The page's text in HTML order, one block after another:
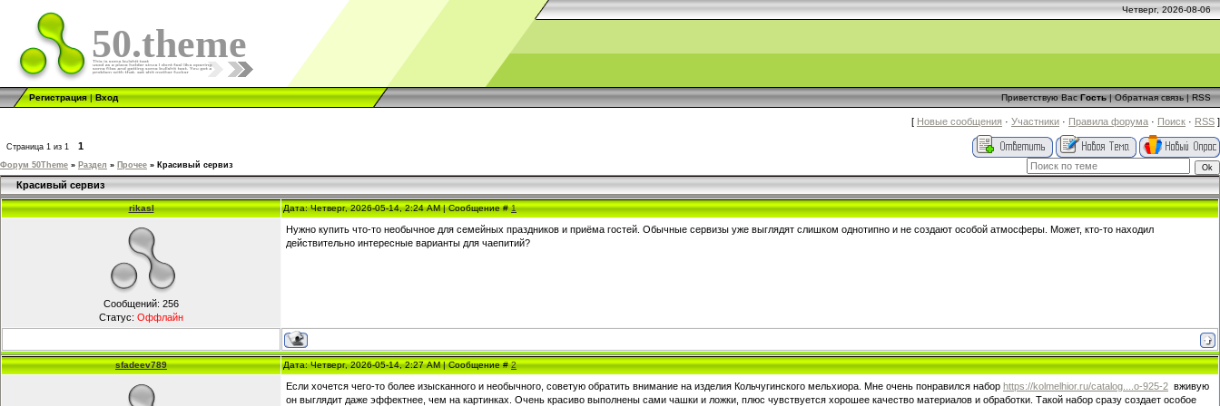
Четверг, 2026-08-06
50.theme
Регистрация|Вход Приветствую Вас Гость|Обратная связь|RSS
[ Новые сообщения · Участники · Правила форума · Поиск · RSS ]
Страница 1 из 1 1
Форум 50Theme » Раздел » Прочее » Красивый сервиз
Красивый сервиз
rikasl Дата: Четверг, 2026-05-14, 2:24 AM | Сообщение #1
Сообщений: 256
Статус: Оффлайн
Нужно купить что-то необычное для семейных праздников и приёма гостей. Обычные сервизы уже выглядят слишком однотипно и не создают особой атмосферы. Может, кто-то находил
действительно интересные варианты для чаепитий?
sfadeev789 Дата: Четверг, 2026-05-14, 2:27 AM | Сообщение #2
Если хочется чего-то более изысканного и необычного, советую обратить внимание на изделия Кольчугинского мельхиора. Мне очень понравился набор https://kolmelhior.ru/catalog....o-925-2 вживую
он выглядит даже эффектнее, чем на картинках. Очень красиво выполнены сами чашки и ложки, плюс чувствуется хорошее качество материалов и обработки. Такой набор сразу создает особое